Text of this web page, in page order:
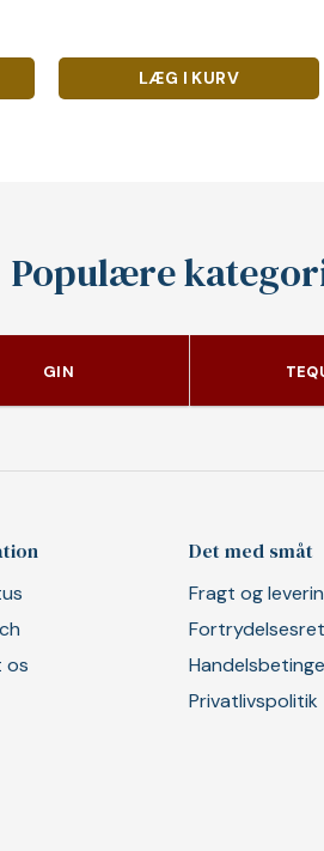
LÆG I KURV
Populære
GIN
os
Det med småt
Fragt og
Fortrydelsesret
Privatlivspolitik